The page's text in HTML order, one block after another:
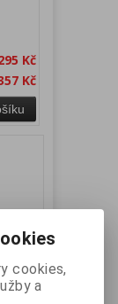
Kč
Kč
cookies,
a